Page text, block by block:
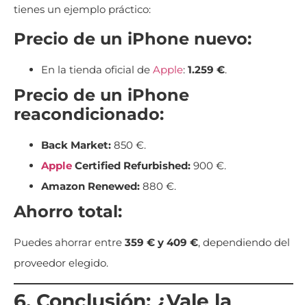
tienes un ejemplo práctico:
Precio de un iPhone nuevo:
En la tienda oficial de Apple: 1.259 €.
Precio de un iPhone
reacondicionado:
Back Market: 850 €.
Apple Certified Refurbished: 900 €.
Amazon Renewed: 880 €.
Ahorro total:
Puedes ahorrar entre 359 € y 409 €, dependiendo del
proveedor elegido.